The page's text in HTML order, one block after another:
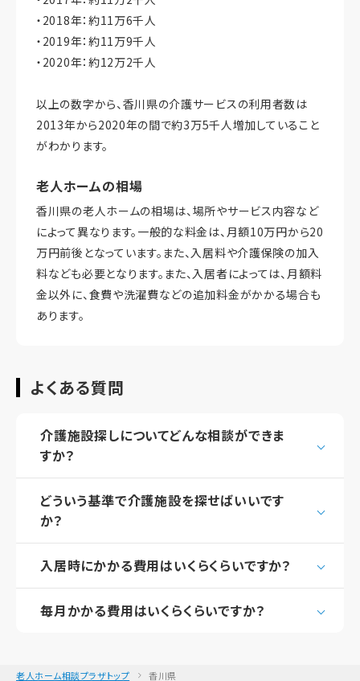
・2018年：約11万6千人
・2019年：約11万9千人
・2020年：約12万2千人
以上の数字から、香川県の介護サービスの利用者数は
2013年から2020年の間で約3万5千人増加していること
がわかります。
老人ホームの相場
香川県の老人ホームの相場は、場所やサービス内容など
によって異なります。一般的な料金は、月額10万円から20
万円前後となっています。また、入居料や介護保険の加入
料なども必要となります。また、入居者によっては、月額料
金以外に、食費や洗濯費などの追加料金がかかる場合も
あります。
よくある質問
介護施設探しについてどんな相談ができま
すか？
どういう基準で介護施設を探せばいいです
か？
入居時にかかる費用はいくらくらいですか？
毎月かかる費用はいくらくらいですか？
老人ホーム相談プラザトップ 香川県